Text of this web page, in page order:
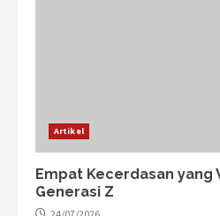
Artikel
Empat Kecerdasan yang
Generasi Z